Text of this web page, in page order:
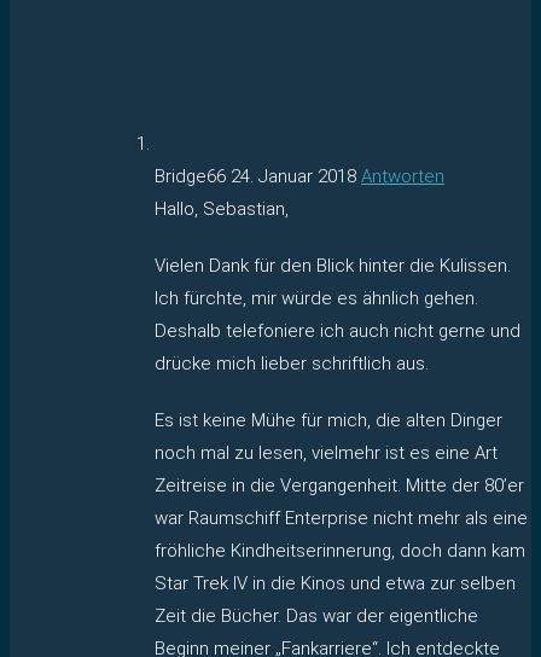
Bridge66 24. Januar 2018 Antworten
Hallo, Sebastian,
Vielen Dank für den Blick hinter die Kulissen.
Ich fürchte, mir würde es ähnlich gehen.
Deshalb telefoniere ich auch nicht gerne und
drücke mich lieber schriftlich aus.
Es ist keine Mühe für mich, die alten Dinger
noch mal zu lesen, vielmehr ist es eine Art
Zeitreise in die Vergangenheit. Mitte der 80’er
war Raumschiff Enterprise nicht mehr als eine
fröhliche Kindheitserinnerung, doch dann kam
Star Trek IV in die Kinos und etwa zur selben
Zeit die Bücher. Das war der eigentliche
Beginn meiner „Fankarriere“. Ich entdeckte